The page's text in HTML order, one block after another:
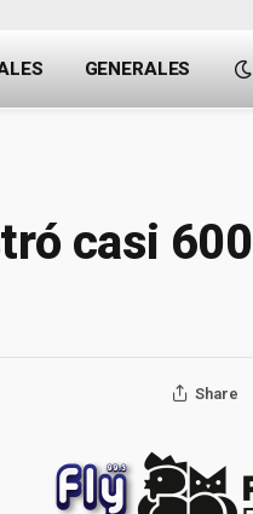
GENERALES
casi 600
Share